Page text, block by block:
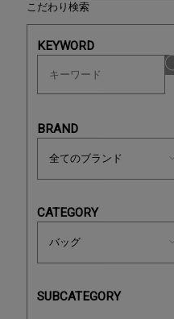
こだわり検索
KEYWORD
BRAND
CATEGORY
SUBCATEGORY